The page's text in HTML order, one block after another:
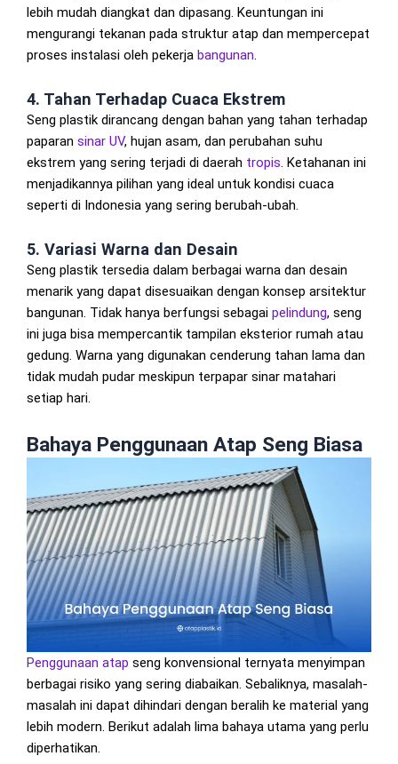
lebih mudah diangkat dan dipasang. Keuntungan ini
mengurangi tekanan pada struktur atap dan mempercepat
proses instalasi oleh pekerja bangunan.
4. Tahan Terhadap Cuaca Ekstrem
Seng plastik dirancang dengan bahan yang tahan terhadap
paparan sinar UV, hujan asam, dan perubahan suhu
ekstrem yang sering terjadi di daerah tropis. Ketahanan ini
menjadikannya pilihan yang ideal untuk kondisi cuaca
seperti di Indonesia yang sering berubah-ubah.
5. Variasi Warna dan Desain
Seng plastik tersedia dalam berbagai warna dan desain
menarik yang dapat disesuaikan dengan konsep arsitektur
bangunan. Tidak hanya berfungsi sebagai pelindung, seng
ini juga bisa mempercantik tampilan eksterior rumah atau
gedung. Warna yang digunakan cenderung tahan lama dan
tidak mudah pudar meskipun terpapar sinar matahari
setiap hari.
Bahaya Penggunaan Atap Seng Biasa
Penggunaan atap seng konvensional ternyata menyimpan
berbagai risiko yang sering diabaikan. Sebaliknya, masalah-
masalah ini dapat dihindari dengan beralih ke material yang
lebih modern. Berikut adalah lima bahaya utama yang perlu
diperhatikan.